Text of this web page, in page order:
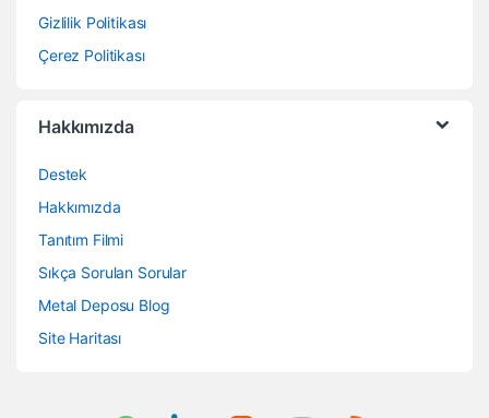
Gizlilik Politikası
Çerez Politikası
Hakkımızda
Destek
Hakkımızda
Tanıtım Filmi
Sıkça Sorulan Sorular
Metal Deposu Blog
Site Haritası